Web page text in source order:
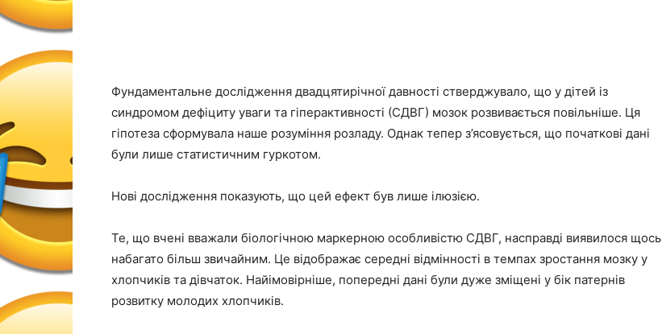
Фундаментальне дослідження двадцятирічної давності стверджувало, що у дітей із
синдромом дефіциту уваги та гіперактивності (СДВГ) мозок розвивається повільніше. Ця
гіпотеза сформувала наше розуміння розладу. Однак тепер з’ясовується, що початкові дані
були лише статистичним гуркотом.
Нові дослідження показують, що цей ефект був лише ілюзією.
Те, що вчені вважали біологічною маркерною особливістю СДВГ, насправді виявилося щось
набагато більш звичайним. Це відображає середні відмінності в темпах зростання мозку у
хлопчиків та дівчаток. Найімовірніше, попередні дані були дуже зміщені у бік патернів
розвитку молодих хлопчиків.